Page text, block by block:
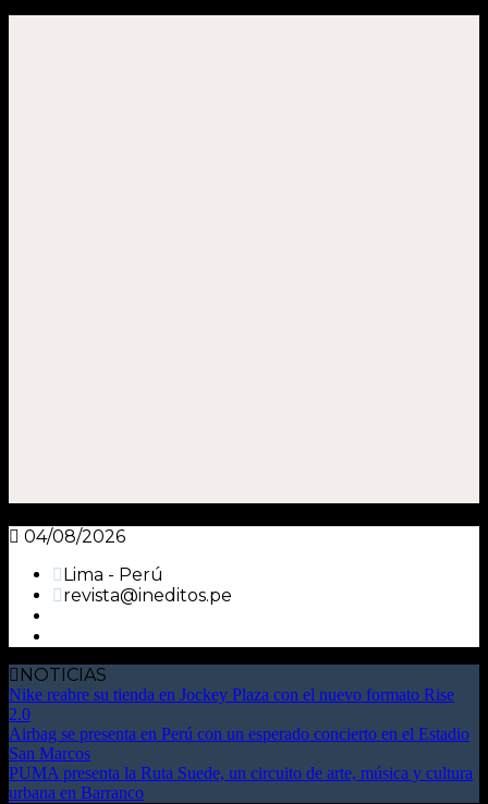
04/08/2026
Lima - Perú
revista@ineditos.pe
NOTICIAS
Nike reabre su tienda en Jockey Plaza con el nuevo formato Rise
2.0
Airbag se presenta en Perú con un esperado concierto en el Estadio
San Marcos
PUMA presenta la Ruta Suede, un circuito de arte, música y cultura
urbana en Barranco